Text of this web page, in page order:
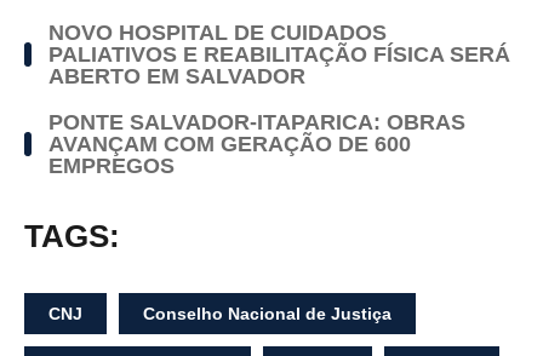
NOVO HOSPITAL DE CUIDADOS
PALIATIVOS E REABILITAÇÃO FÍSICA SERÁ
ABERTO EM SALVADOR
PONTE SALVADOR-ITAPARICA: OBRAS
AVANÇAM COM GERAÇÃO DE 600
EMPREGOS
TAGS:
CNJ Conselho Nacional de Justiça